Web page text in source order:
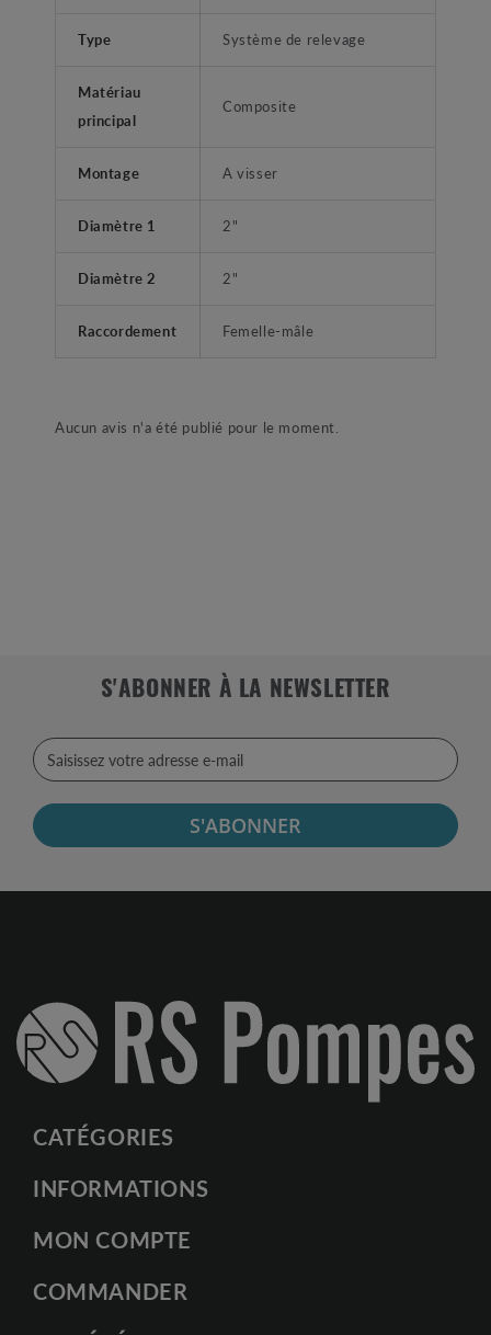
Type Système de relevage
Matériau
principal
Composite
Montage A visser
Diamètre 1 2"
Diamètre 2 2"
Raccordement Femelle-mâle
Aucun avis n'a été publié pour le moment.
S'ABONNER À LA NEWSLETTER
S'ABONNER
CATÉGORIES
INFORMATIONS
MON COMPTE
COMMANDER